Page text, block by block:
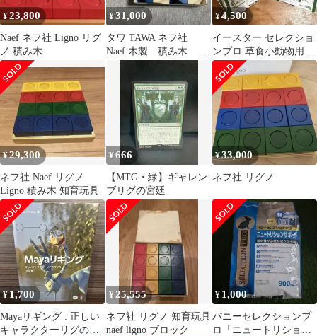
¥23,800
Naef ネフ社 Ligno リグ
ノ 積み木
¥31,000
タワ TAWA ネフ社
Naef 木製 積み木 コ
¥4,500
イースター セレクショ
ンプロ 草食小動物用 完
全栄養食パウダー 100g
¥29,300
ネフ社 Naef リグノ
Ligno 積み木 知育玩具
¥666
【MTG・緑】ギャレン
ブリグの宮廷
¥33,000
ネフ社 リグノ
¥1,700
Mayaリギング : 正しい
キャラクターリグの作
¥ 25,555
ネフ社 リグノ 知育玩具
naef ligno ブロック
¥ 1,000
バニーセレクションプ
ロ「ニュートリション